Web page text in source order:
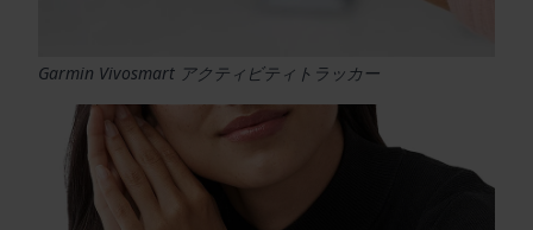
Garmin Vivosmart アクティビティトラッカー